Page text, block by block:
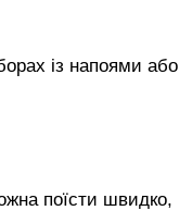
із напоями або
поїсти швидко,